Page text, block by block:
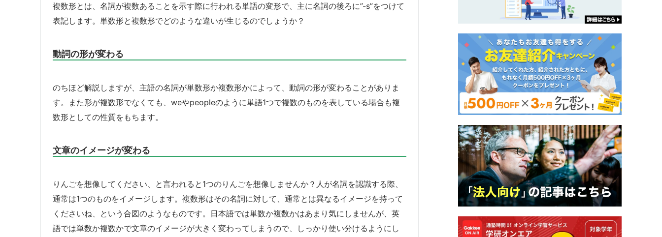
複数形とは、名詞が複数あることを示す際に行われる単語の変形で、主に名詞の後ろに”-s”をつけて
表記します。単数形と複数形でどのような違いが生じるのでしょうか？
動詞の形が変わる
のちほど解説しますが、主語の名詞が単数形か複数形かによって、動詞の形が変わることがありま
す。また形が複数形でなくても、weやpeopleのように単語1つで複数のものを表している場合も複
数形としての性質をもちます。
文章のイメージが変わる
りんごを想像してください、と言われると1つのりんごを想像しませんか？人が名詞を認識する際、
通常は1つのものをイメージします。複数形はその名詞に対して、通常とは異なるイメージを持って
くださいね、という合図のようなものです。日本語では単数か複数かはあまり気にしませんが、英
語では単数か複数かで文章のイメージが大きく変わってしまうので、しっかり使い分けるようにし